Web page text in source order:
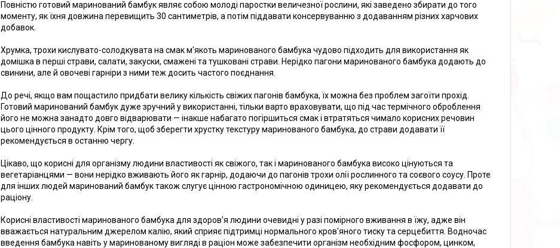
Повністю готовий маринований бамбук являє собою молоді паростки величезної рослини, які заведено збирати до того
моменту, як їхня довжина перевищить 30 сантиметрів, а потім піддавати консервуванню з додаванням різних харчових
добавок.
Хрумка, трохи кислувато-солодкувата на смак м'якоть маринованого бамбука чудово підходить для використання як
домішка в перші страви, салати, закуски, смажені та тушковані страви. Нерідко пагони маринованого бамбука додають до
свинини, але й овочеві гарніри з ними теж досить частого поєднання.
До речі, якщо вам пощастило придбати велику кількість свіжих пагонів бамбука, їх можна без проблем загоїти прохід.
Готовий маринований бамбук дуже зручний у використанні, тільки варто враховувати, що під час термічного оброблення
його не можна занадто довго відварювати — інакше набагато погіршиться смак і втратяться чимало корисних речовин
цього цінного продукту. Крім того, щоб зберегти хрустку текстуру маринованого бамбука, до страви додавати її
рекомендується в останню чергу.
Цікаво, що корисні для організму людини властивості як свіжого, так і маринованого бамбука високо цінуються та
вегетаріанцями — вони нерідко вживають його як гарнір, додаючи до пагонів трохи олії рослинного та соєвого соусу. Проте
для інших людей маринований бамбук також слугує цінною гастрономічною одиницею, яку рекомендується додавати до
раціону.
Корисні властивості маринованого бамбука для здоров'я людини очевидні у разі помірного вживання в їжу, адже він
вважається натуральним джерелом калію, який сприяє підтримці нормального кров'яного тиску та серцебиття. Водночас
введення бамбука навіть у маринованому вигляді в раціон може забезпечити організм необхідним фосфором, цинком,